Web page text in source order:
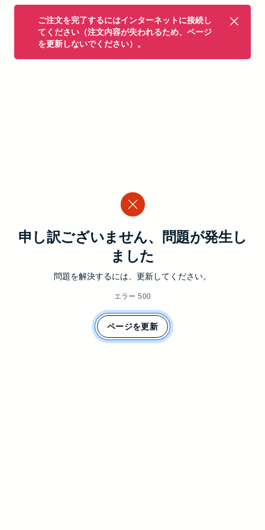
ご注文を完了するにはインターネットに接続し
てください（注文内容が失われるため、ページ
を更新しないでください）。
申し訳ございません、問題が発生し
ました
問題を解決するには、更新してください。
エラー 500
ページを更新